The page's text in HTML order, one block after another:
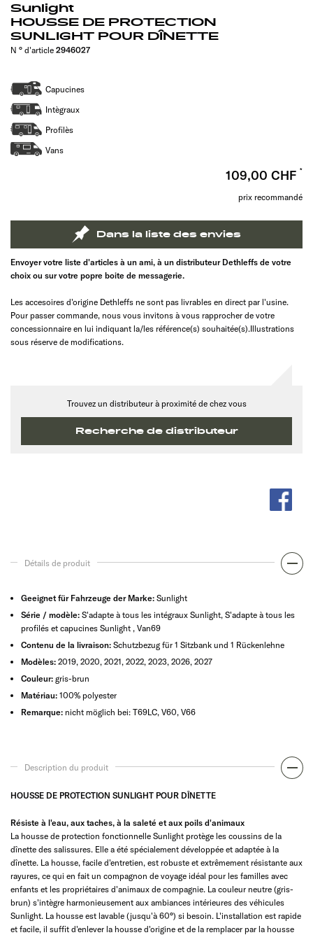
Sunlight
HOUSSE DE PROTECTION
SUNLIGHT POUR DÎNETTE
N ° d'article 2946027
Capucines
Intègraux
Profilès
Vans
109,00 CHF
prix recommandé
Dans la liste des envies
Envoyer votre liste d'articles à un ami, à un distributeur Dethleffs de votre
choix ou sur votre popre boite de messagerie.
Les accesoires d'origine Dethleffs ne sont pas livrables en direct par l'usine.
Pour passer commande, nous vous invitons à vous rapprocher de votre
concessionnaire en lui indiquant la/les référence(s) souhaitée(s).Illustrations
sous réserve de modifications.
Trouvez un distributeur à proximité de chez vous
Recherche de distributeur
Détails de produit
Geeignet für Fahrzeuge der Marke: Sunlight
Série / modèle: S'adapte à tous les intégraux Sunlight, S'adapte à tous les
profilés et capucines Sunlight , Van69
Contenu de la livraison: Schutzbezug für 1 Sitzbank und 1 Rückenlehne
Modèles: 2019, 2020, 2021, 2022, 2023, 2026, 2027
Couleur: gris-brun
Matériau: 100% polyester
Remarque: nicht möglich bei: T69LC, V60, V66
Description du produit
HOUSSE DE PROTECTION SUNLIGHT POUR DÎNETTE
Résiste à l'eau, aux taches, à la saleté et aux poils d'animaux
La housse de protection fonctionnelle Sunlight protège les coussins de la
dînette des salissures. Elle a été spécialement développée et adaptée à la
dînette. La housse, facile d'entretien, est robuste et extrêmement résistante aux
rayures, ce qui en fait un compagnon de voyage idéal pour les familles avec
enfants et les propriétaires d'animaux de compagnie. La couleur neutre (gris-
brun) s'intègre harmonieusement aux ambiances intérieures des véhicules
Sunlight. La housse est lavable (jusqu'à 60°) si besoin. L'installation est rapide
et facile, il suffit d'enlever la housse d'origine et de la remplacer par la housse